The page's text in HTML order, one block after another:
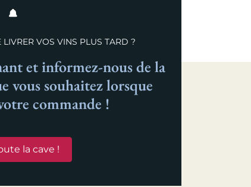
VOS VINS PLUS TARD ?
et informez-nous de la
vous souhaitez lorsque
commande !
la cave !